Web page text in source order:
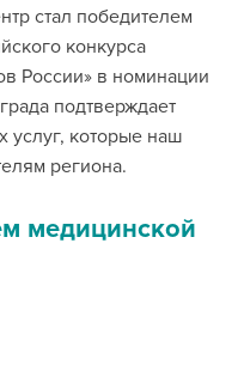
стал победителем
конкурса
России» в номинации
подтверждает
услуг, которые наш
региона.
медицинской